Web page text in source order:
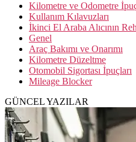
Kilometre ve Odometre
Kullanım Kılavuzları
İkinci El Araba Alıcının
Genel
Araç Bakımı ve Onarımı
Kilometre Düzeltme
Otomobil Sigortası İpuçları
Mileage Blocker
GÜNCEL YAZILAR